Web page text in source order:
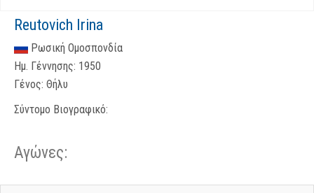
Reutovich Irina
Ρωσική Ομοσπονδία
Ημ. Γέννησης: 1950
Γένος: Θήλυ
Σύντομο Βιογραφικό:
Αγώνες: